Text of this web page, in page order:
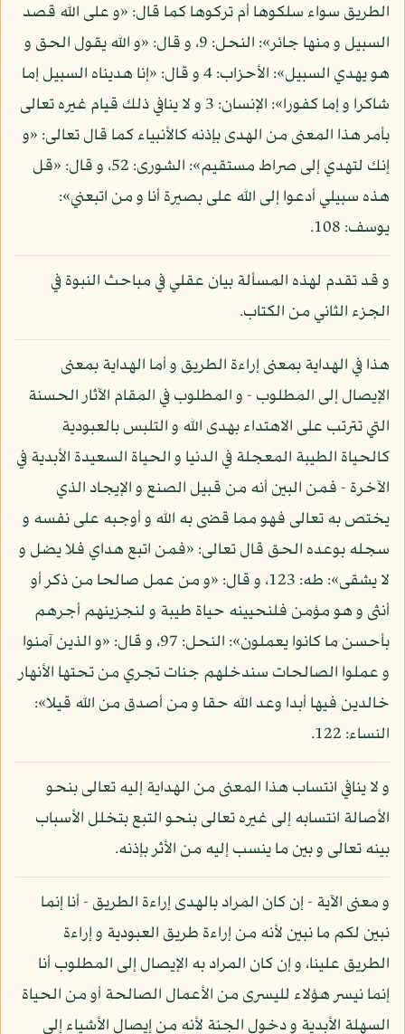
الطريق سواء سلكوها أم تركوها كما قال: «و على الله قصد
السبيل و منها جائر»: النحل: 9، و قال: «و الله يقول الحق و
هو يهدي السبيل»: الأحزاب: 4 و قال: «إنا هديناه السبيل إما
شاكرا و إما كفورا»: الإنسان: 3 و لا ينافي ذلك قيام غيره تعالى
بأمر هذا المعنى من الهدى بإذنه كالأنبياء كما قال تعالى: «و
إنك لتهدي إلى صراط مستقيم»: الشورى: 52، و قال: «قل
هذه سبيلي أدعوا إلى الله على بصيرة أنا و من اتبعني»:
يوسف: 108.
و قد تقدم لهذه المسألة بيان عقلي في مباحث النبوة في
الجزء الثاني من الكتاب.
هذا في الهداية بمعنى إراءة الطريق و أما الهداية بمعنى
الإيصال إلى المطلوب - و المطلوب في المقام الآثار الحسنة
التي تترتب على الاهتداء بهدى الله و التلبس بالعبودية
كالحياة الطيبة المعجلة في الدنيا و الحياة السعيدة الأبدية في
الآخرة - فمن البين أنه من قبيل الصنع و الإيجاد الذي
يختص به تعالى فهو مما قضى به الله و أوجبه على نفسه و
سجله بوعده الحق قال تعالى: «فمن اتبع هداي فلا يضل و
لا يشقى»: طه: 123، و قال: «و من عمل صالحا من ذكر أو
أنثى و هو مؤمن فلنحيينه حياة طيبة و لنجزينهم أجرهم
بأحسن ما كانوا يعملون»: النحل: 97، و قال: «و الذين آمنوا
و عملوا الصالحات سندخلهم جنات تجري من تحتها الأنهار
خالدين فيها أبدا وعد الله حقا و من أصدق من الله قيلا»:
النساء: 122.
و لا ينافي انتساب هذا المعنى من الهداية إليه تعالى بنحو
الأصالة انتسابه إلى غيره تعالى بنحو التبع بتخلل الأسباب
بينه تعالى و بين ما ينسب إليه من الأثر بإذنه.
و معنى الآية - إن كان المراد بالهدى إراءة الطريق - أنا إنما
نبين لكم ما نبين لأنه من إراءة طريق العبودية و إراءة
الطريق علينا، و إن كان المراد به الإيصال إلى المطلوب أنا
إنما نيسر هؤلاء لليسرى من الأعمال الصالحة أو من الحياة
السهلة الأبدية و دخول الجنة لأنه من إيصال الأشياء إلى